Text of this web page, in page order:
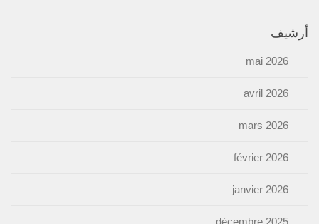
أرشيف
mai 2026
avril 2026
mars 2026
février 2026
janvier 2026
décembre 2025